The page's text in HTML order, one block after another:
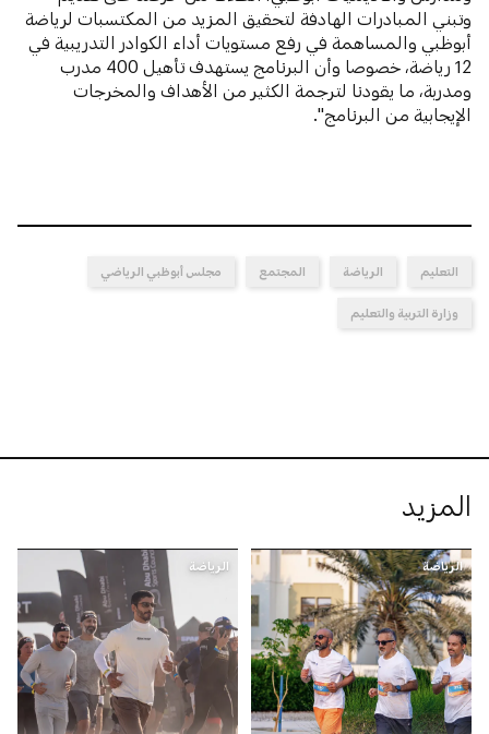
وتبني المبادرات الهادفة لتحقيق المزيد من المكتسبات لرياضة
أبوظبي والمساهمة في رفع مستويات أداء الكوادر التدريبية في
12 رياضة، خصوصا وأن البرنامج يستهدف تأهيل 400 مدرب
ومدربة، ما يقودنا لترجمة الكثير من الأهداف والمخرجات
الإيجابية من البرنامج".
التعليم الرياضة المجتمع مجلس أبوظبي الرياضي
وزارة التربية والتعليم
المزيد
الرياضة الرياضة